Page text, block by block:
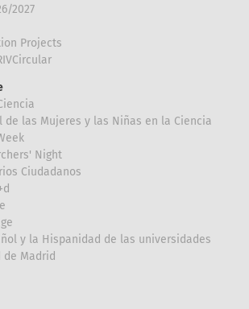
2027
Projects
de las Mujeres y las Niñas en la Ciencia
Night
Ciudadanos
y la Hispanidad de las universidades
de Madrid